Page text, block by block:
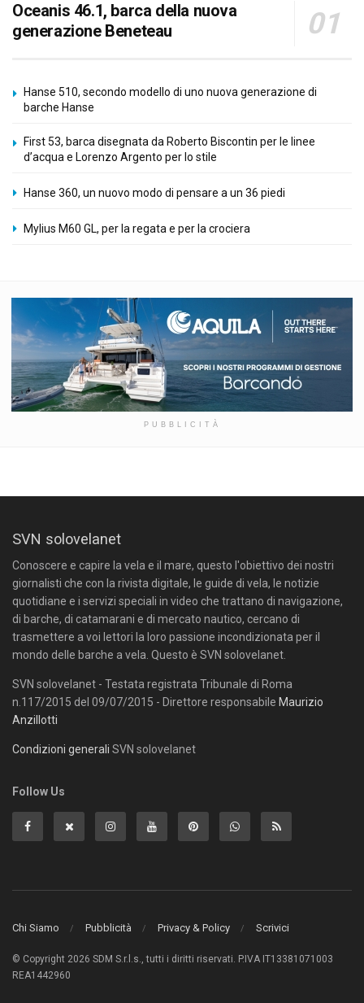
Oceanis 46.1, barca della nuova
generazione Beneteau
Hanse 510, secondo modello di uno nuova generazione di
barche Hanse
First 53, barca disegnata da Roberto Biscontin per le linee
d’acqua e Lorenzo Argento per lo stile
Hanse 360, un nuovo modo di pensare a un 36 piedi
Mylius M60 GL, per la regata e per la crociera
PUBBLICITÀ
SVN solovelanet
Conoscere e capire la vela e il mare, questo l'obiettivo dei nostri
giornalisti che con la rivista digitale, le guide di vela, le notizie
quotidiane e i servizi speciali in video che trattano di navigazione,
di barche, di catamarani e di mercato nautico, cercano di
trasmettere a voi lettori la loro passione incondizionata per il
mondo delle barche a vela. Questo è SVN solovelanet.
SVN solovelanet - Testata registrata Tribunale di Roma
n.117/2015 del 09/07/2015 - Direttore responsabile Maurizio
Anzillotti
Condizioni generali SVN solovelanet
Follow Us
Chi Siamo Pubblicità Privacy & Policy Scrivici
© Copyright 2026 SDM S.r.l.s., tutti i diritti riservati. P.IVA IT13381071003
REA1442960